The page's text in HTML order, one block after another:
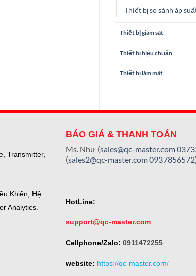
Thiết bị so sánh áp
Thiết bị giám sát
Thiết bị hiệu chuẩn
Thiết bị làm mát
Transmitter,
Khiển, Hệ
Analytics.
BÁO GIÁ & THANH TOÁN
Ms. Như (sales@qc-master.com
(sales2@qc-master.com0937856572
HotLine:
support@qc-master.com
Cellphone/Zalo: 0911472255
website: https://qc-master.com/